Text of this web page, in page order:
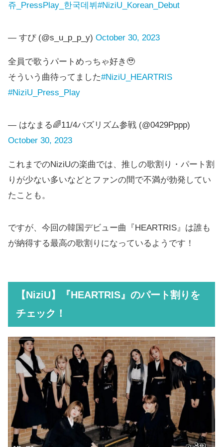
쥬_PressPlay_한국데뷔 #NiziU_Korean_Debut
— すぴ (@s_u_p_p_y) October 30, 2023
全員で歌うパートめっちゃ好き🥹
そういう曲待ってました#NiziU_HEARTRIS
#NiziU_Press_Play
— はなまる🌈11/4バズリズム参戦 (@0429Pppp)
October 30, 2023
これまでのNiziUの楽曲では、推しの歌割り・パート割
りが少ない多いなどとファンの間で不満が勃発してい
たことも。
ですが、今回の韓国デビュー曲『HEARTRIS』は誰も
が納得する最高の歌割りになっているようです！
【NiziU】『HEARTRIS』のパート割りを
チェック！